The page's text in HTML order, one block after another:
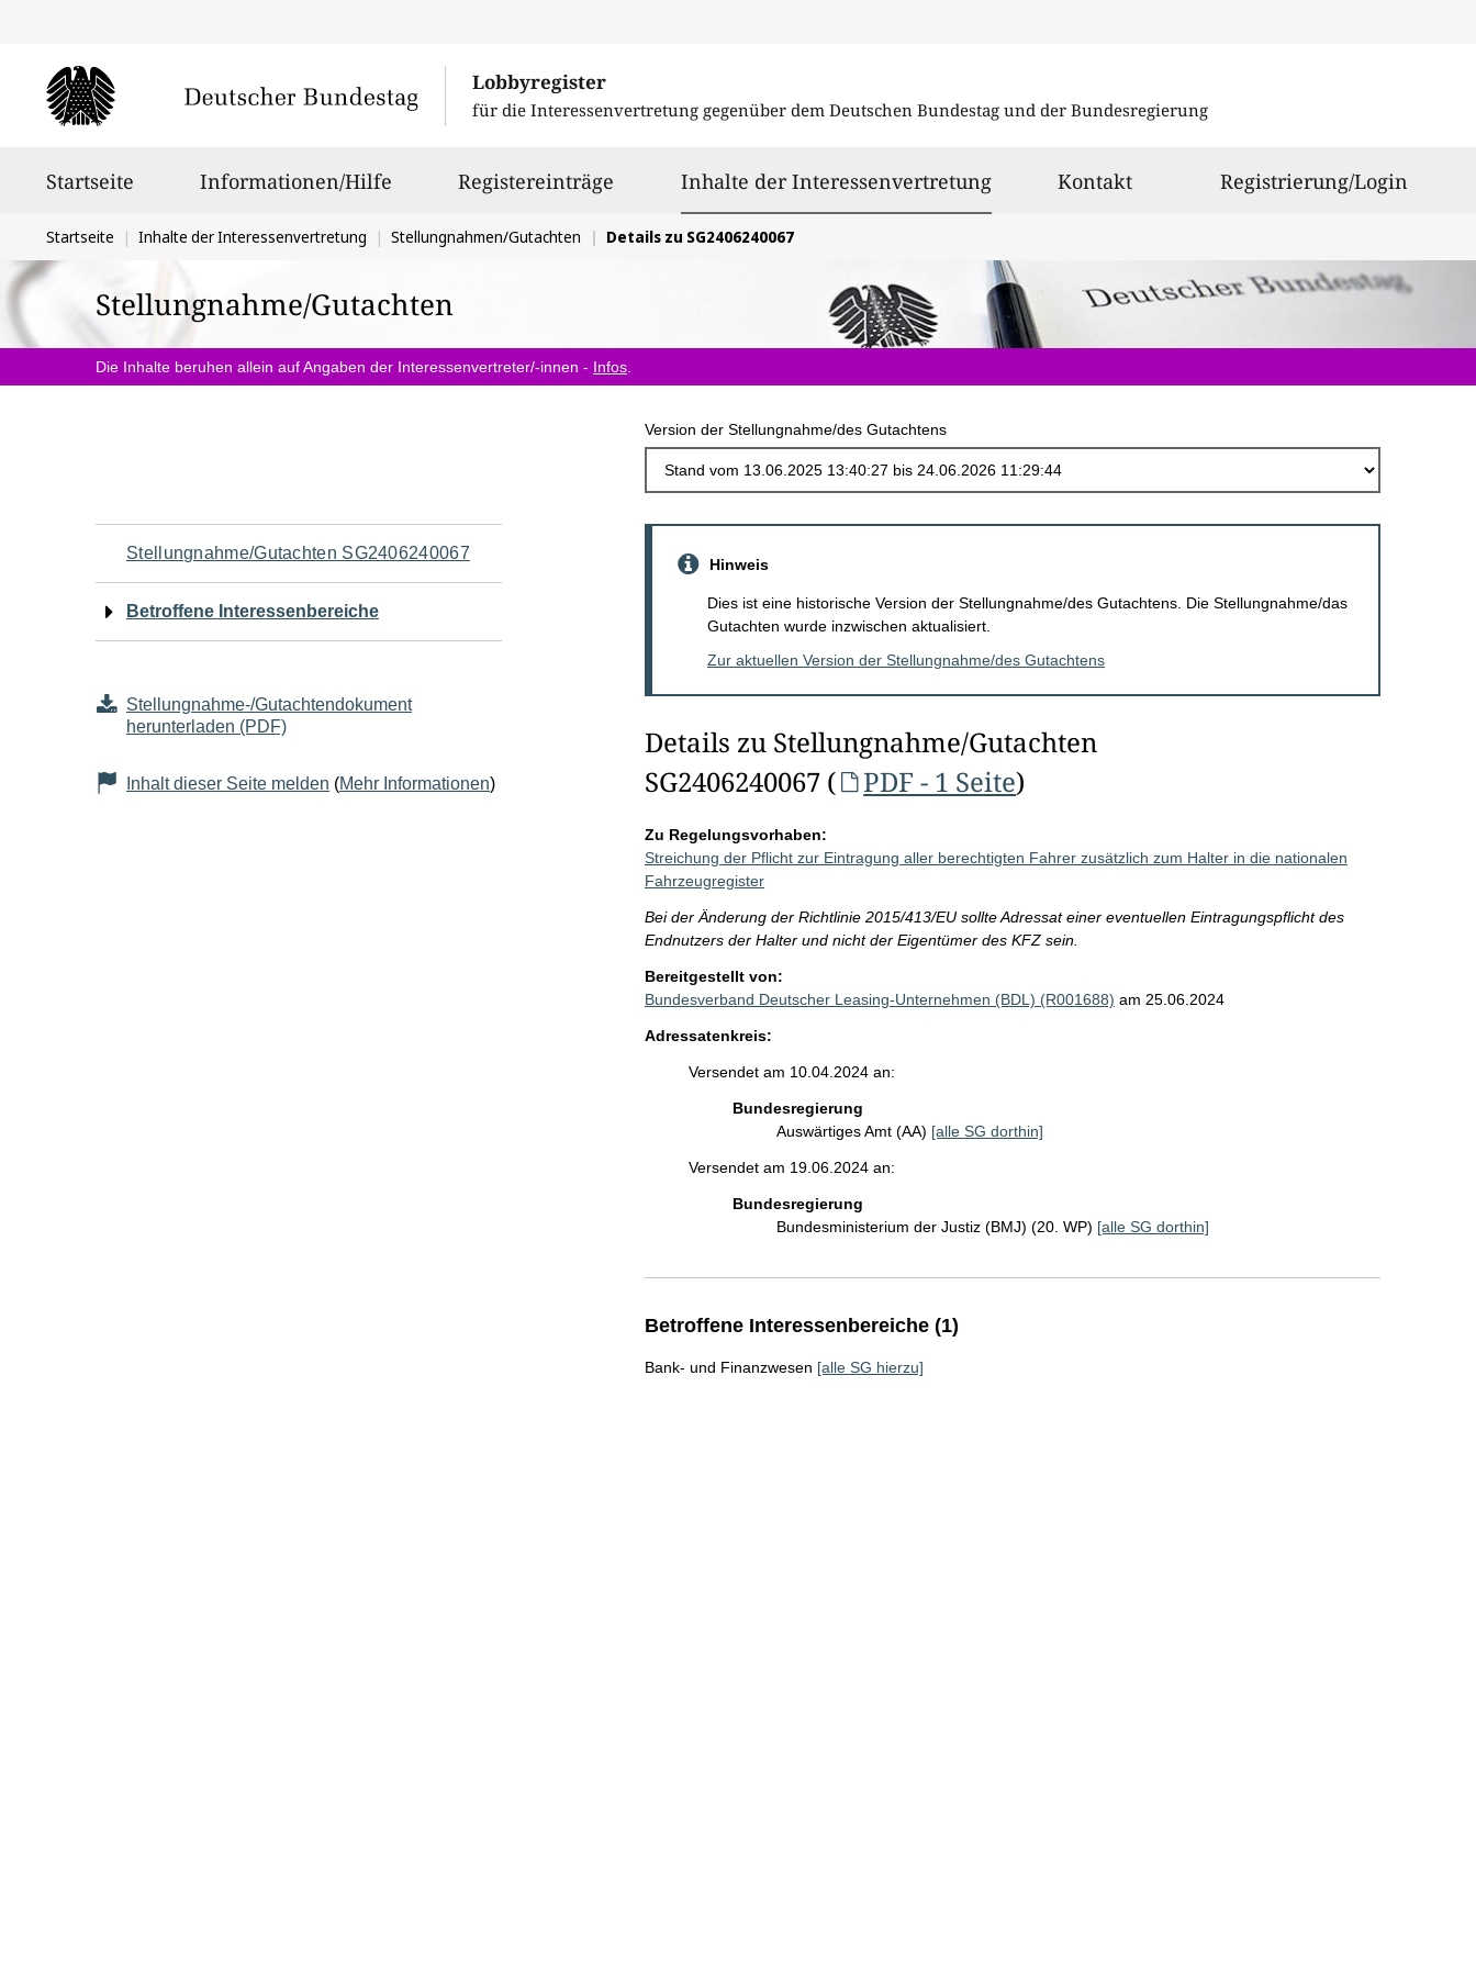
Lobbyregister
für die Interessenvertretung gegenüber dem Deutschen Bundestag und der Bundesregierung
Startseite Informationen/Hilfe Registereinträge Inhalte der Interessenvertretungausgewählt
Kontakt Registrierung/Login
Sie
befinden
sich
hier:
Startseite Inhalte der Interessenvertretung Stellungnahmen/Gutachten Details zu SG2406240067
Stellungnahme/Gutachten
Die Inhalte beruhen allein auf Angaben der Interessenvertreter/-innen - Infos
Version der Stellungnahme/des Gutachtens
Navigation
für
Seiteninhalt
Stellungnahme/Gutachten SG2406240067
Betroffene Interessenbereiche
Stellungnahme-/Gutachtendokument
herunterladen (PDF)
Inhalt dieser Seite melden (Mehr Informationen)
Hinweis
Dies ist eine historische Version der Stellungnahme/des Gutachtens. Die Stellungnahme/das
Gutachten wurde inzwischen aktualisiert.
Zur aktuellen Version der Stellungnahme/des Gutachtens
Details zu Stellungnahme/Gutachten
SG2406240067 (
PDF - 1 Seite)
Zu Regelungsvorhaben:
Streichung der Pflicht zur Eintragung aller berechtigten Fahrer zusätzlich zum Halter in die nationalen
Fahrzeugregister
Bei der Änderung der Richtlinie 2015/413/EU sollte Adressat einer eventuellen Eintragungspflicht des
Endnutzers der Halter und nicht der Eigentümer des KFZ sein.
Bereitgestellt von:
Bundesverband Deutscher Leasing-Unternehmen (BDL) (R001688) am 25.06.2024
Adressatenkreis:
Versendet am 10.04.2024 an:
Bundesregierung
Auswärtiges Amt (AA) [alle SG dorthin]
Versendet am 19.06.2024 an:
Bundesregierung
Bundesministerium der Justiz (BMJ) (20. WP) [alle SG dorthin]
Betroffene Interessenbereiche (1)
Bank- und Finanzwesen [alle SG hierzu]